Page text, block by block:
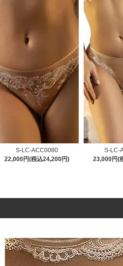
S-LC-ACC0080
22,000円(税込24,200円)
S-LC-
23,000円(